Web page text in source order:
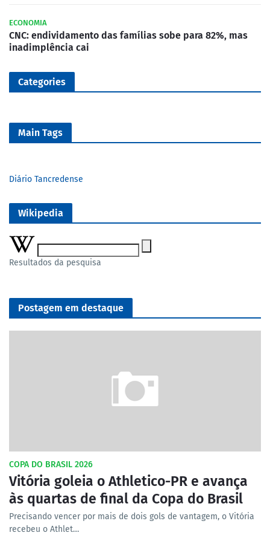
ECONOMIA
CNC: endividamento das famílias sobe para 82%, mas
inadimplência cai
Categories
Main Tags
Diário Tancredense
Wikipedia
Resultados da pesquisa
Postagem em destaque
COPA DO BRASIL 2026
Vitória goleia o Athletico-PR e avança
às quartas de final da Copa do Brasil
Precisando vencer por mais de dois gols de vantagem, o Vitória
recebeu o Athlet…